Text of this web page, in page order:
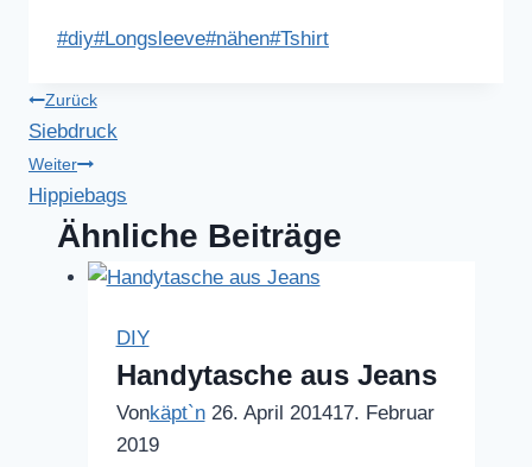
Schlagworte:
#diy#Longsleeve#nähen#Tshirt
Beitragsnavigation
Zurück
Siebdruck
Weiter
Hippiebags
Ähnliche Beiträge
DIY
Handytasche aus Jeans
Vonkäpt`n 26. April 201417. Februar
2019